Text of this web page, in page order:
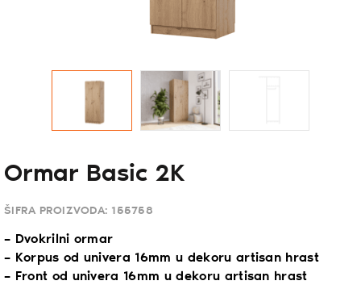
Ormar Basic 2K
ŠIFRA PROIZVODA: 155758
– Dvokrilni ormar
– Korpus od univera 16mm u dekoru artisan hrast
– Front od univera 16mm u dekoru artisan hrast